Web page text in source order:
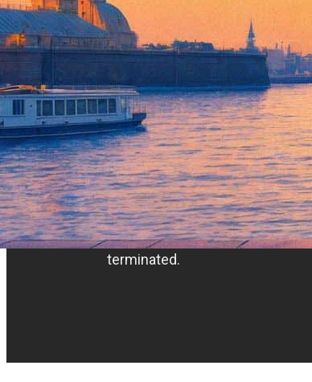
Звезда французского кино Жанна Моро скончалась в
одной из заметных фигур французской «новой
Наиболее известные фильмы с ее участием –
Трюффо, «Вальсирующие» Бертрана Блие, «Ее звали